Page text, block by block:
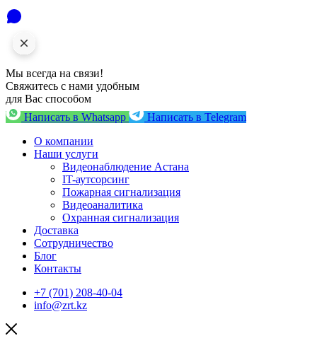
Мы всегда на связи!
Свяжитесь с нами удобным
для Вас способом
Написать в Whatsapp
Написать в Telegram
О компании
Наши услуги
Видеонаблюдение Астана
IT-аутсорсинг
Пожарная сигнализация
Видеоаналитика
Охранная сигнализация
Доставка
Сотрудничество
Блог
Контакты
+7 (701) 208-40-04
info@zrt.kz